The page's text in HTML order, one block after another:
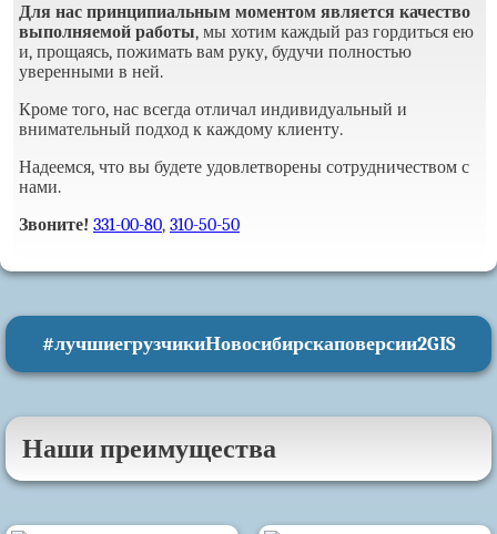
Для нас принципиальным моментом является качество
выполняемой работы, мы хотим каждый раз гордиться ею
и, прощаясь, пожимать вам руку, будучи полностью
уверенными в ней.
Кроме того, нас всегда отличал индивидуальный и
внимательный подход к каждому клиенту.
Надеемся, что вы будете удовлетворены сотрудничеством с
нами.
Звоните! 331-00-80, 310-50-50
#лучшиегрузчикиНовосибирскаповерсии2GIS
Наши преимущества